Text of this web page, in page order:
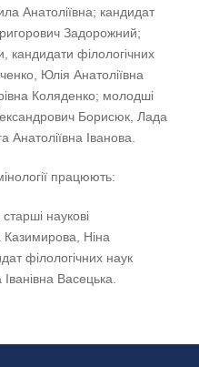
Анатоліївна; кандидат
Задорожний;
кандидати філологічних
Юлія Анатоліївна
Коляденко; молодші
Борисюк, Лада
Анатоліївна Іванова.
працюють:
наукові
Казимирова, Ніна
філологічних наук
Васецька.